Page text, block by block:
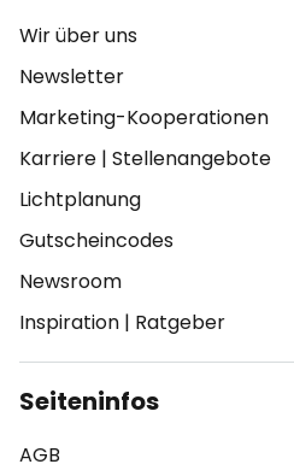
Wir über uns
Newsletter
Marketing-Kooperationen
Karriere | Stellenangebote
Lichtplanung
Gutscheincodes
Newsroom
Inspiration | Ratgeber
Seiteninfos
AGB